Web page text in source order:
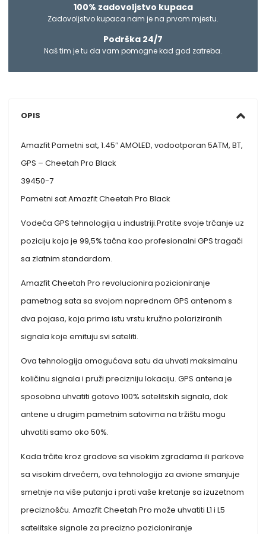
100% zadovoljstvo kupaca
Zadovoljstvo kupaca nam je na prvom mjestu.
Podrška 24/7
Naš tim je tu da vam pomogne kad god zatreba.
OPIS
Amazfit Pametni sat, 1.45″ AMOLED, vodootporan 5ATM, BT,
GPS – Cheetah Pro Black
39450-7
Pametni sat Amazfit Cheetah Pro Black
Vodeća GPS tehnologija u industriji.Pratite svoje trčanje uz
poziciju koja je 99,5% tačna kao profesionalni GPS tragači
sa zlatnim standardom.
Amazfit Cheetah Pro revolucionira pozicioniranje
pametnog sata sa svojom naprednom GPS antenom s
dva pojasa, koja prima istu vrstu kružno polariziranih
signala koje emituju svi sateliti.
Ova tehnologija omogućava satu da uhvati maksimalnu
količinu signala i pruži precizniju lokaciju. GPS antena je
sposobna uhvatiti gotovo 100% satelitskih signala, dok
antene u drugim pametnim satovima na tržištu mogu
uhvatiti samo oko 50%.
Kada trčite kroz gradove sa visokim zgradama ili parkove
sa visokim drvećem, ova tehnologija za avione smanjuje
smetnje na više putanja i prati vaše kretanje sa izuzetnom
preciznošću. Amazfit Cheetah Pro može uhvatiti L1 i L5
satelitske signale za precizno pozicioniranje